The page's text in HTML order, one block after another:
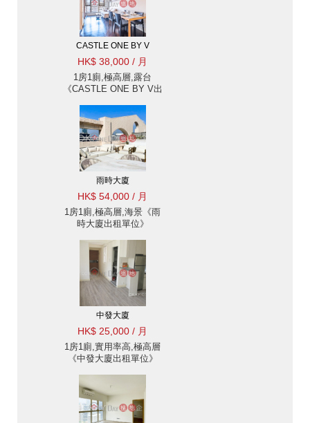
CASTLE ONE BY V
HK$ 38,000 / 月
1房1廁,極高層,露台
《CASTLE ONE BY V出
雨時大廈
HK$ 54,000 / 月
1房1廁,極高層,海景《雨
時大廈出租單位》
中發大廈
HK$ 25,000 / 月
1房1廁,實用率高,極高層
《中發大廈出租單位》